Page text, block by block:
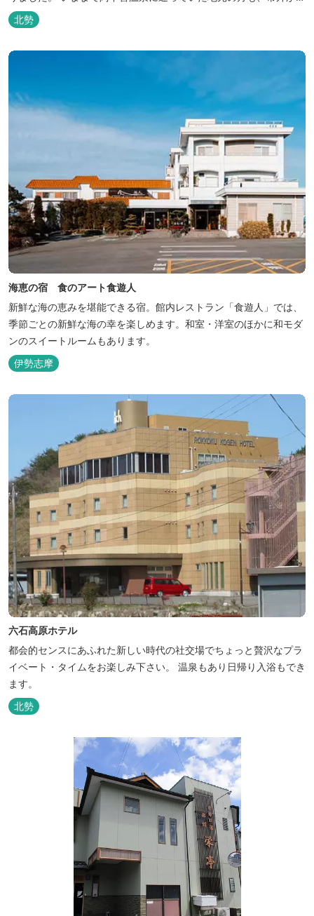
いなべ市に遊びに来られる方も楽しめる施設になります。今まで人
気だった温泉はそのままに、サウナエリアやコンテナタイプの宿
泊、地元のお野菜が楽しめる飲食施設が加わります。 「いなべ阿下
北勢
海恵の宿 食のアート食遊人
新鮮な海の恵みを堪能できる宿。館内レストラン「食遊人」では、
季節ごとの新鮮な海の幸を楽しめます。和室・洋室のほかに和モダ
ンのスイートルームもあります。
伊勢志摩
六石高原ホテル
都会的センスにあふれた新しい時代の社交場でちょっと贅沢なプラ
イベート・タイムをお楽しみ下さい。 温泉もあり日帰り入浴もでき
ます。
北勢